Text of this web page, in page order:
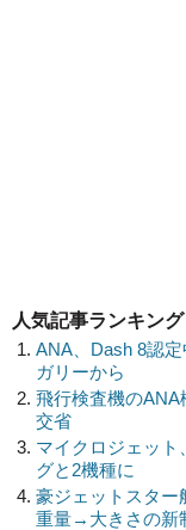
人気記事ランキング
ANA、Dash 8認
ガリーから
飛行検査機の
交省
マイクロジェッ
グと2機種に
豪ジェットスタ
重量→大きさの新